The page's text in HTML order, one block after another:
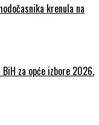
krenula na
za opće izbore 2026.